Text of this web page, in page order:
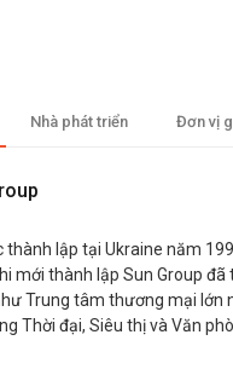
Nhà phát triển Đơn vị
thành lập tại Ukraine năm
mới thành lập Sun Group
Trung tâm thương mại lớn
Thời đại, Siêu thị và Văn